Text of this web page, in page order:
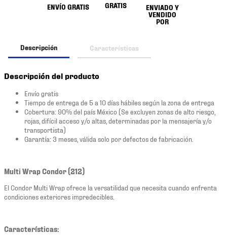
ENVÍO GRATIS
GRATIS
ENVIADO Y
VENDIDO
POR
Descripción Características
Descripción del producto
Envío gratis
Tiempo de entrega de 5 a 10 días hábiles según la zona de entrega
Cobertura: 90% del país México (Se excluyen zonas de alto riesgo,
rojas, difícil acceso y/o altas, determinadas por la mensajería y/o
transportista)
Garantía: 3 meses, válida solo por defectos de fabricación.
Multi Wrap Condor (212)
El Condor Multi Wrap ofrece la versatilidad que necesita cuando enfrenta
condiciones exteriores impredecibles.
Características: